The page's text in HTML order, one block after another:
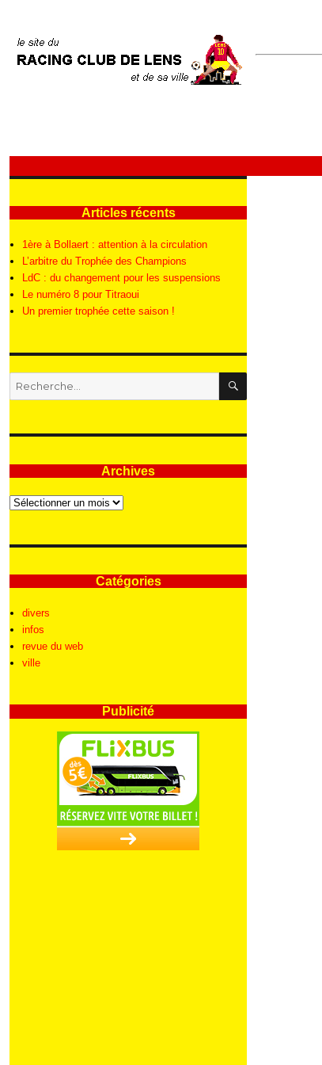
Articles récents
1ère à Bollaert : attention à la circulation
L’arbitre du Trophée des Champions
LdC : du changement pour les suspensions
Le numéro 8 pour Titraoui
Un premier trophée cette saison !
Recherche
pour
RECHERCHE
Archives
Archives
Catégories
divers
infos
revue du web
ville